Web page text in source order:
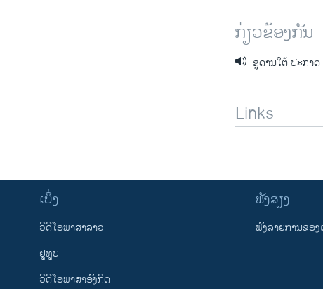
ກ່ຽວຂ້ອງກັນ
ຊູດານໃຕ້ ປະກາດ
Links
ເບິ່ງ
ວີດີໂອພາສາລາວ
ຢູທູບ
ວີດີໂອພາສາອັງກິດ
ຟັງສຽງ
ຟັງລາຍການຂອງ